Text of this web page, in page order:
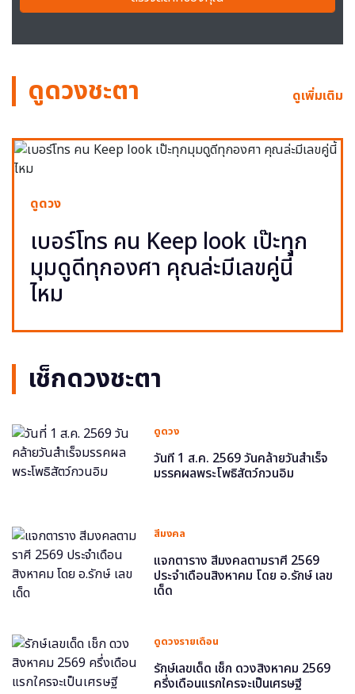
ดูดวงชะตา ดูเพิ่มเติม
ดูดวง
เบอร์โทร คน Keep look เป๊ะทุก
มุมดูดีทุกองศา คุณล่ะมีเลขคู่นี้
ไหม
เช็กดวงชะตา
ดูดวง
วันที่ 1 ส.ค. 2569 วันคล้ายวันสำเร็จ
มรรคผลพระโพธิสัตว์กวนอิม
สีมงคล
แจกตาราง สีมงคลตามราศี 2569
ประจำเดือนสิงหาคม โดย อ.รักษ์ เลข
เด็ด
ดูดวงรายเดือน
รักษ์เลขเด็ด เช็ก ดวงสิงหาคม 2569
ครึ่งเดือนแรกใครจะเป็นเศรษฐี